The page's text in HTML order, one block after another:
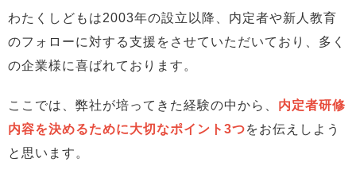
わたくしどもは2003年の設立以降、内定者や新人教育
のフォローに対する支援をさせていただいており、多く
の企業様に喜ばれております。
ここでは、弊社が培ってきた経験の中から、 内定者研修
内容を決めるために大切なポイント3つをお伝えしよう
と思います。